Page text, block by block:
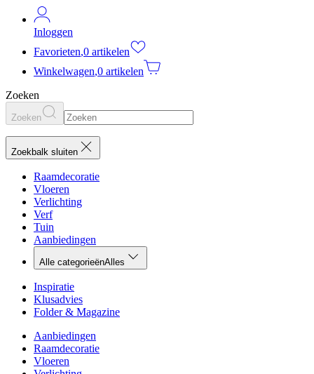
Inloggen
Favorieten,0 artikelen
Winkelwagen,0 artikelen
Zoeken
Zoeken
Zoekbalk sluiten
Raamdecoratie
Vloeren
Verlichting
Verf
Tuin
Aanbiedingen
Alle categorieënAlles
Inspiratie
Klusadvies
Folder & Magazine
Aanbiedingen
Raamdecoratie
Vloeren